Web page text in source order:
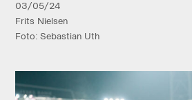
03/05/24
Frits Nielsen
Foto: Sebastian Uth